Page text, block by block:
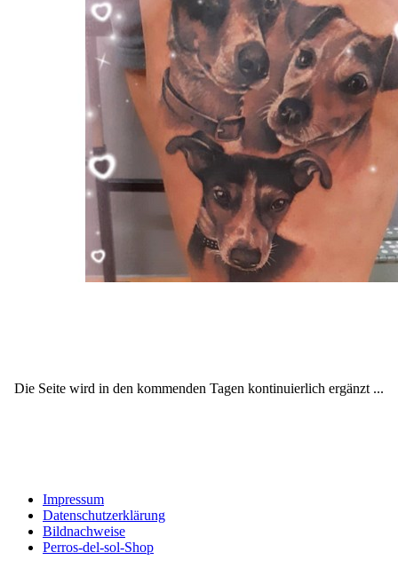
Die Seite wird in den kommenden Tagen kontinuierlich ergänzt ...
Impressum
Datenschutzerklärung
Bildnachweise
Perros-del-sol-Shop